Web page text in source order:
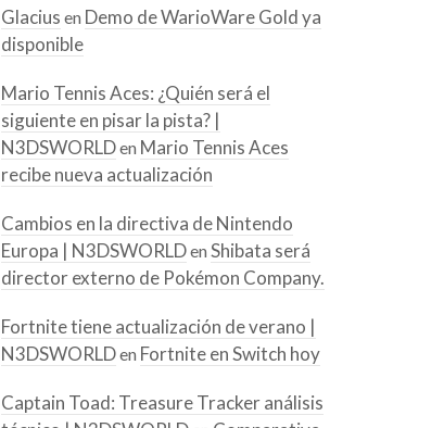
Glacius en Demo de WarioWare Gold ya
disponible
Mario Tennis Aces: ¿Quién será el
siguiente en pisar la pista? |
N3DSWORLDen Mario Tennis Aces
recibe nueva actualización
Cambios en la directiva de Nintendo
Europa | N3DSWORLDen Shibata será
director externo de Pokémon Company.
Fortnite tiene actualización de verano |
N3DSWORLDen Fortnite en Switch hoy
Captain Toad: Treasure Tracker análisis